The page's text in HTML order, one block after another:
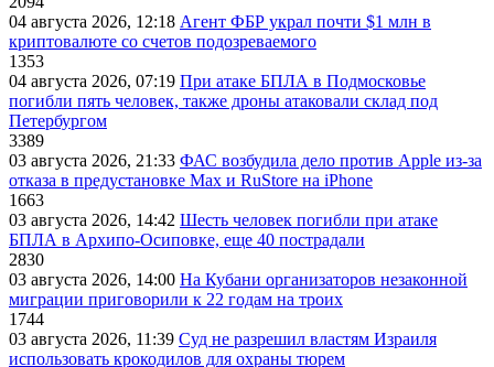
04 августа 2026, 12:18 Агент ФБР украл почти $1 млн в
криптовалюте со счетов подозреваемого
1353
04 августа 2026, 07:19 При атаке БПЛА в Подмосковье
погибли пять человек, также дроны атаковали склад под
Петербургом
3389
03 августа 2026, 21:33 ФАС возбудила дело против Apple из-за
отказа в предустановке Max и RuStore на iPhone
1663
03 августа 2026, 14:42 Шесть человек погибли при атаке
БПЛА в Архипо-Осиповке, еще 40 пострадали
2830
03 августа 2026, 14:00 На Кубани организаторов незаконной
миграции приговорили к 22 годам на троих
1744
03 августа 2026, 11:39 Суд не разрешил властям Израиля
использовать крокодилов для охраны тюрем